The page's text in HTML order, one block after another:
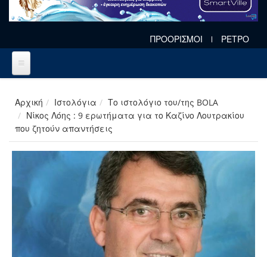
ΠΡΟΟΡΙΣΜΟΙ ΡΕΤΡΟ
Αρχική Ιστολόγια
Το ιστολόγιο του/της BOLA
Νίκος Λόης : 9 ερωτήματα για το Καζίνο Λουτρακίου
που ζητούν απαντήσεις